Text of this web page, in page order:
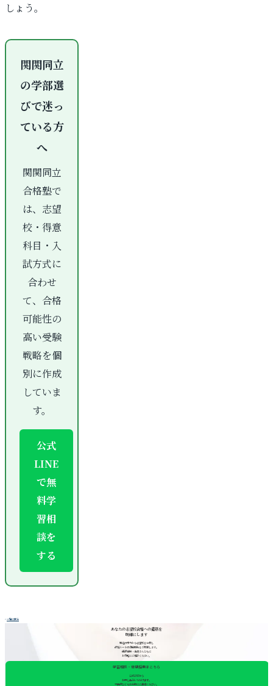
しょう。
関関同立
の学部選
びで迷っ
ている方
へ
関関同立
合格塾で
は、志望
校・得意
科目・入
試方式に
合わせ
て、合格
可能性の
高い受験
戦略を個
別に作成
していま
す。
公式
LINE
で無
料学
習相
談を
する
<一覧に戻る
あなたの志望校合格への道筋を
明確にします
現在の学力から志望校を分析し
最短ルートの合格戦略をご提案します。
保護者様・生徒さんともに
お気軽にご相談ください。
学習相談・体験授業はこちら
公式LINEから
お申し込みいただけます。
不明点などもお気軽にご連絡ください。